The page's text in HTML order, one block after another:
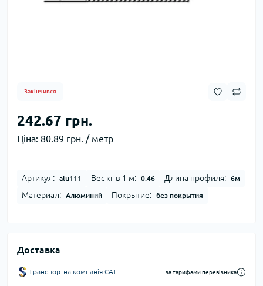
Закінчився
242.67 грн.
Ціна: 80.89 грн. / метр
Артикул: alu111 Вес кг в 1 м: 0.46 Длина профиля: 6м
Материал: Алюминий Покрытие: без покрытия
Доставка
Транспортна компанія CAT за тарифами перевізника